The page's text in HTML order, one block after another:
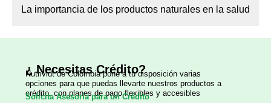
La importancia de los productos naturales en la salud
¿ Necesitas Crédito?
Nutrividt de Colombiapone a tu disposición varias
opciones para que puedas llevarte nuestros productos a
crédito, con planes de pago flexibles y accesibles
Solicita Asesoría para un Crédito